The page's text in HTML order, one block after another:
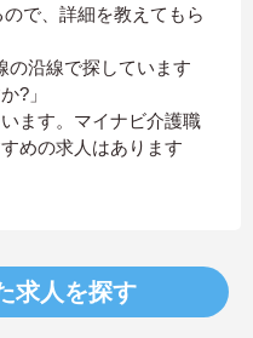
ので、詳細を教えてもら
の沿線で探しています
?」
ます。マイナビ介護職
めの求人はあります
求人を探す